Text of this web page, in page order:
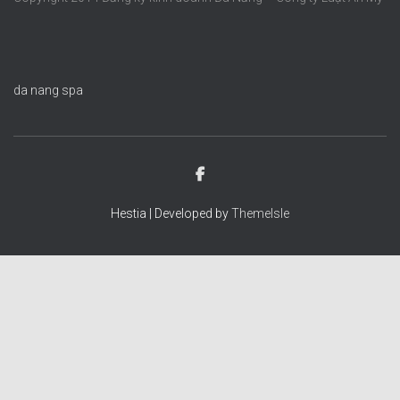
da nang spa
Hestia | Developed byThemeIsle